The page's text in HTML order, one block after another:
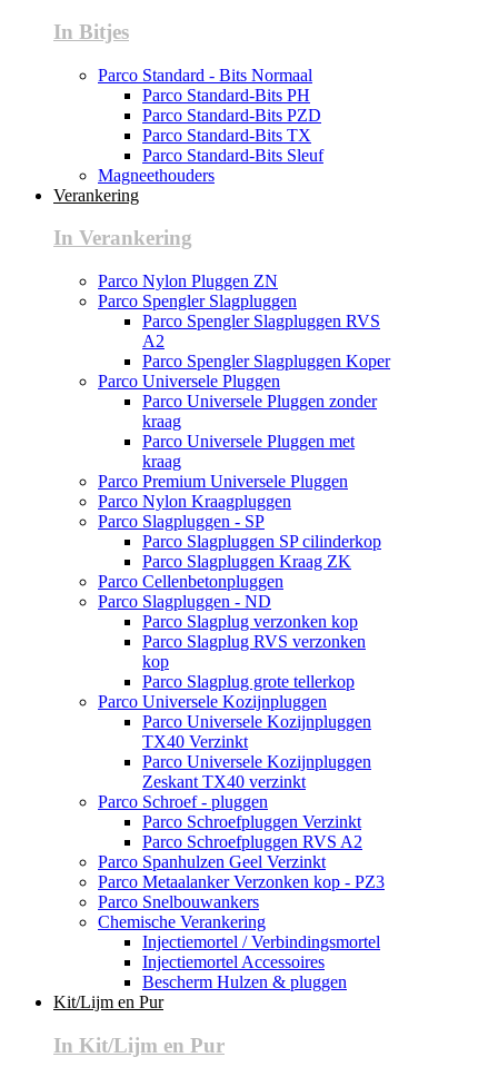
In Bitjes
Parco Standard - Bits Normaal
Parco Standard-Bits PH
Parco Standard-Bits PZD
Parco Standard-Bits TX
Parco Standard-Bits Sleuf
Magneethouders
Verankering
In Verankering
Parco Nylon Pluggen ZN
Parco Spengler Slagpluggen
Parco Spengler Slagpluggen RVS
A2
Parco Spengler Slagpluggen Koper
Parco Universele Pluggen
Parco Universele Pluggen zonder
kraag
Parco Universele Pluggen met
kraag
Parco Premium Universele Pluggen
Parco Nylon Kraagpluggen
Parco Slagpluggen - SP
Parco Slagpluggen SP cilinderkop
Parco Slagpluggen Kraag ZK
Parco Cellenbetonpluggen
Parco Slagpluggen - ND
Parco Slagplug verzonken kop
Parco Slagplug RVS verzonken
kop
Parco Slagplug grote tellerkop
Parco Universele Kozijnpluggen
Parco Universele Kozijnpluggen
TX40 Verzinkt
Parco Universele Kozijnpluggen
Zeskant TX40 verzinkt
Parco Schroef - pluggen
Parco Schroefpluggen Verzinkt
Parco Schroefpluggen RVS A2
Parco Spanhulzen Geel Verzinkt
Parco Metaalanker Verzonken kop - PZ3
Parco Snelbouwankers
Chemische Verankering
Injectiemortel / Verbindingsmortel
Injectiemortel Accessoires
Bescherm Hulzen & pluggen
Kit/Lijm en Pur
In Kit/Lijm en Pur